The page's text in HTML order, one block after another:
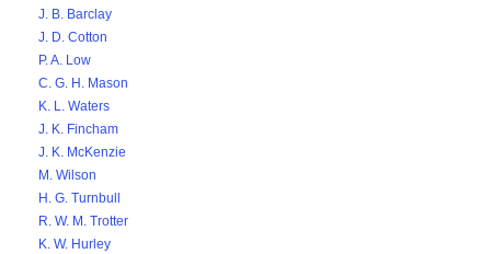
J. B. Barclay
J. D. Cotton
P. A. Low
C. G. H. Mason
K. L. Waters
J. K. Fincham
J. K. McKenzie
M. Wilson
H. G. Turnbull
R. W. M. Trotter
K. W. Hurley